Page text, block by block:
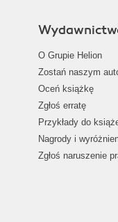
O Grupie Helion
Zostań naszym
Oceń książkę
Zgłoś erratę
Przykłady do
Nagrody i
Zgłoś naruszenie